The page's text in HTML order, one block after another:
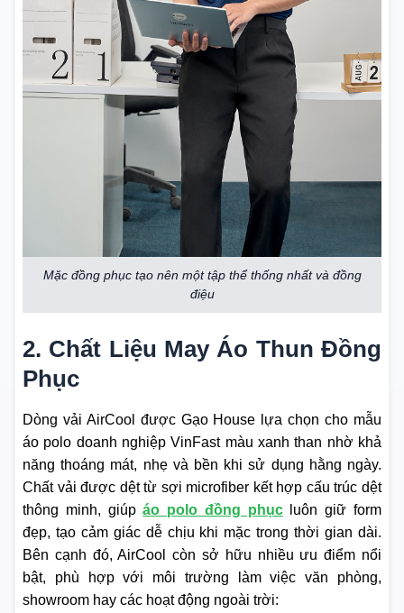
Mặc đồng phục tạo nên một tập thể thống nhất và đồng
điệu
2. Chất Liệu May Áo Thun Đồng
Phục
Dòng vải AirCool được Gạo House lựa chọn cho mẫu
áo polo doanh nghiệp VinFast màu xanh than nhờ khả
năng thoáng mát, nhẹ và bền khi sử dụng hằng ngày.
Chất vải được dệt từ sợi microfiber kết hợp cấu trúc dệt
thông minh, giúpáo polo đồng phụcluôn giữ form
đẹp, tạo cảm giác dễ chịu khi mặc trong thời gian dài.
Bên cạnh đó, AirCool còn sở hữu nhiều ưu điểm nổi
bật, phù hợp với môi trường làm việc văn phòng,
showroom hay các hoạt động ngoài trời: